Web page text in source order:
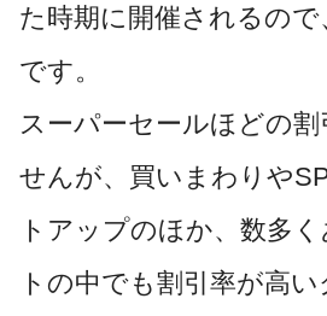
た時期に開催されるので
です。
スーパーセールほどの割
せんが、買いまわりや
トアップのほか、数多
トの中でも割引率が高